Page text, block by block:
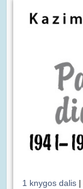
1 knygos dalis |